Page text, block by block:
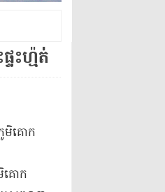
ះ​ហ្ម៉​ត់​
មិ​គោក​
គោក​